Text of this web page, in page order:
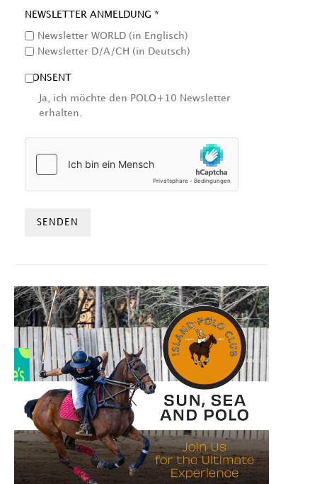
NEWSLETTER ANMELDUNG *
Newsletter WORLD (in Englisch)
Newsletter D/A/CH (in Deutsch)
CONSENT
Ja, ich möchte den POLO+10 Newsletter
erhalten.